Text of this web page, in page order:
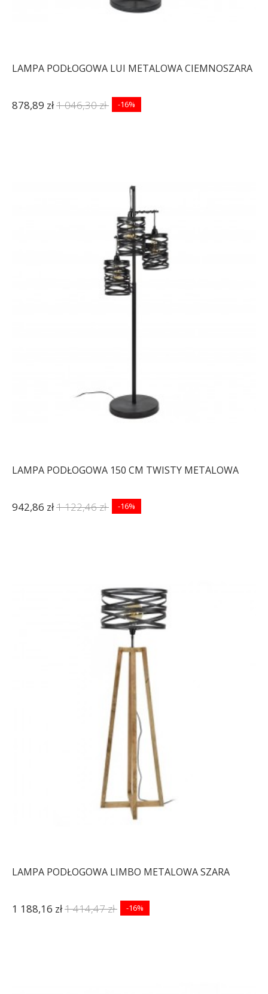
LAMPA PODŁOGOWA LUI METALOWA CIEMNOSZARA
878,89 zł1 046,30 zł -16%
LAMPA PODŁOGOWA 150 CM TWISTY METALOWA
942,86 zł1 122,46 zł -16%
LAMPA PODŁOGOWA LIMBO METALOWA SZARA
1 188,16 zł1 414,47 zł -16%